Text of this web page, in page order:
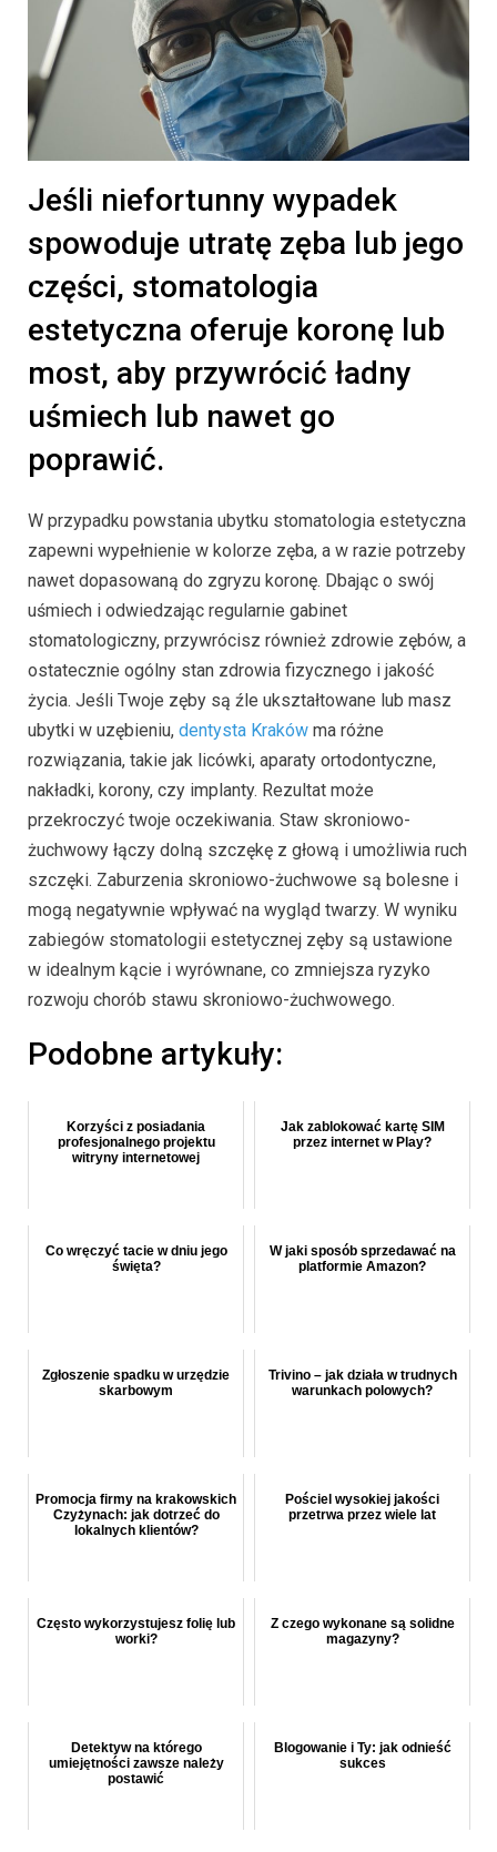
Jeśli niefortunny wypadek
spowoduje utratę zęba lub jego
części, stomatologia
estetyczna oferuje koronę lub
most, aby przywrócić ładny
uśmiech lub nawet go
poprawić.
W przypadku powstania ubytku stomatologia estetyczna
zapewni wypełnienie w kolorze zęba, a w razie potrzeby
nawet dopasowaną do zgryzu koronę. Dbając o swój
uśmiech i odwiedzając regularnie gabinet
stomatologiczny, przywrócisz również zdrowie zębów, a
ostatecznie ogólny stan zdrowia fizycznego i jakość
życia. Jeśli Twoje zęby są źle ukształtowane lub masz
ubytki w uzębieniu, dentysta Kraków ma różne
rozwiązania, takie jak licówki, aparaty ortodontyczne,
nakładki, korony, czy implanty. Rezultat może
przekroczyć twoje oczekiwania. Staw skroniowo-
żuchwowy łączy dolną szczękę z głową i umożliwia ruch
szczęki. Zaburzenia skroniowo-żuchwowe są bolesne i
mogą negatywnie wpływać na wygląd twarzy. W wyniku
zabiegów stomatologii estetycznej zęby są ustawione
w idealnym kącie i wyrównane, co zmniejsza ryzyko
rozwoju chorób stawu skroniowo-żuchwowego.
Podobne artykuły:
Korzyści z posiadania
profesjonalnego projektu
witryny internetowej
Jak zablokować kartę SIM
przez internet w Play?
Co wręczyć tacie w dniu jego
święta?
W jaki sposób sprzedawać na
platformie Amazon?
Zgłoszenie spadku w urzędzie
skarbowym
Trivino – jak działa w trudnych
warunkach polowych?
Promocja firmy na krakowskich
Czyżynach: jak dotrzeć do
lokalnych klientów?
Pościel wysokiej jakości
przetrwa przez wiele lat
Często wykorzystujesz folię lub
worki?
Z czego wykonane są solidne
magazyny?
Detektyw na którego
umiejętności zawsze należy
postawić
Blogowanie i Ty: jak odnieść
sukces